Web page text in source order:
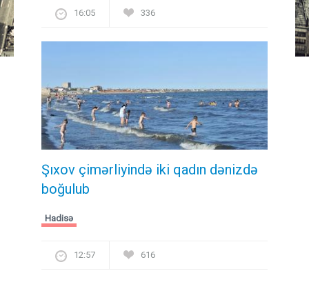
16:05 336
Şıxov çimərliyində iki qadın dənizdə
boğulub
Hadisə
12:57 616